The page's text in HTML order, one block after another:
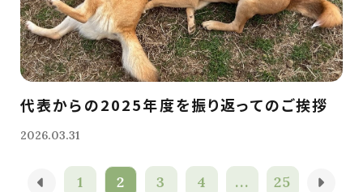
代表からの2025年度を振り返ってのご挨拶
2026.03.31
1 2 3 4 ... 25